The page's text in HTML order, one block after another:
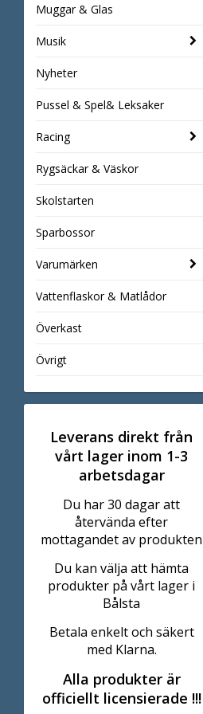
Muggar & Glas
Musik
Nyheter
Pussel & Spel& Leksaker
Racing
Rygsäckar & Väskor
Skolstarten
Sparbossor
Varumärken
Vattenflaskor & Matlådor
Överkast
Övrigt
Leverans direkt från
vårt lager inom 1-3
arbetsdagar
Du har 30 dagar att
återvända efter
mottagandet av produkten
Du kan välja att hämta
produkter på vårt lager i
Bålsta
Betala enkelt och säkert
med Klarna.
Alla produkter är
officiellt licensierade !!!